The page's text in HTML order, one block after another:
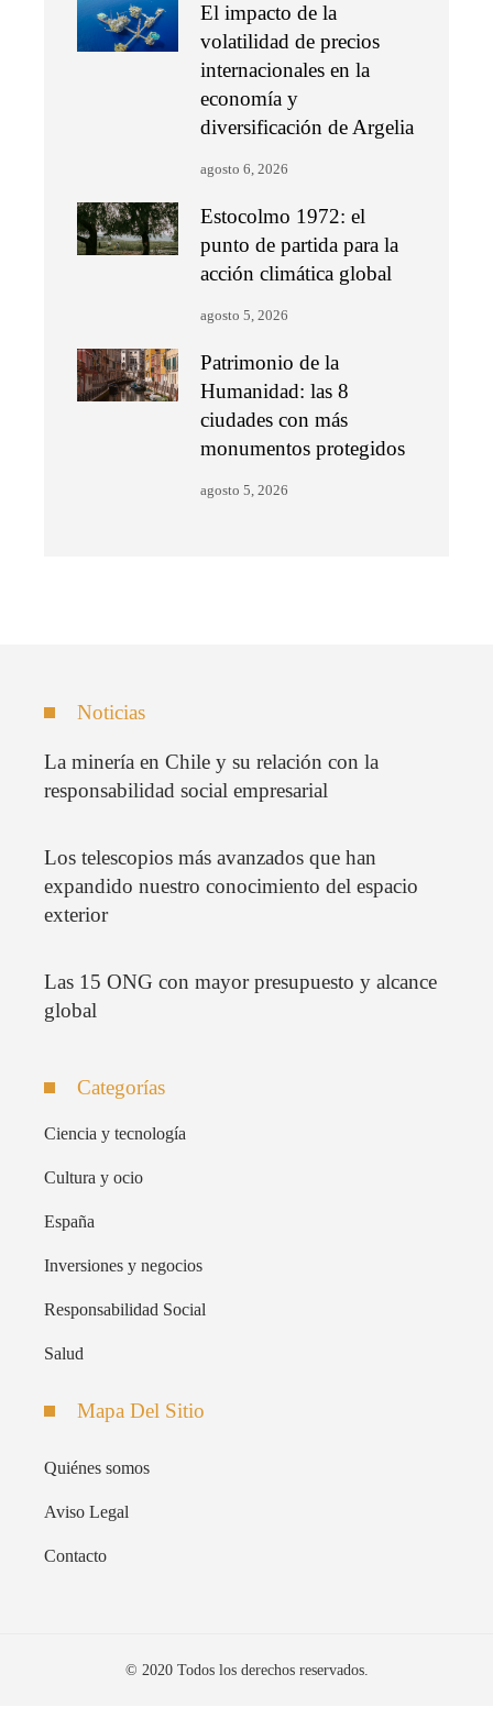
El impacto de la
volatilidad de precios
internacionales en la
economía y
diversificación de Argelia
agosto 6, 2026
Estocolmo 1972: el
punto de partida para la
acción climática global
agosto 5, 2026
Patrimonio de la
Humanidad: las 8
ciudades con más
monumentos protegidos
agosto 5, 2026
Noticias
La minería en Chile y su relación con la
responsabilidad social empresarial
Los telescopios más avanzados que han
expandido nuestro conocimiento del espacio
exterior
Las 15 ONG con mayor presupuesto y alcance
global
Categorías
Ciencia y tecnología
Cultura y ocio
España
Inversiones y negocios
Responsabilidad Social
Salud
Mapa Del Sitio
Quiénes somos
Aviso Legal
Contacto
© 2020 Todos los derechos reservados.